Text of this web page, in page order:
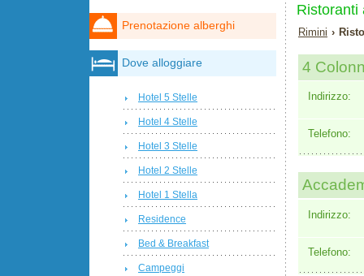
Ristoranti
Rimini ›
4
Indirizzo:
Telefono:
Indirizzo:
Telefono:
Prenotazione alberghi
Dove alloggiare
Hotel 5 Stelle
Hotel 4 Stelle
Hotel 3 Stelle
Hotel 2 Stelle
Hotel 1 Stella
Residence
Bed & Breakfast
Campeggi